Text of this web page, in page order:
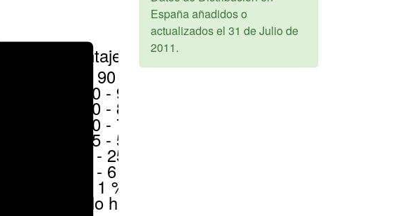
Porcentajes
> 90 %
80 - 90 %
70 - 80 %
50 - 70 %
25 - 50 %
6 - 25 %
1 - 6 %
< 1 %
No hay
España añadidos o
actualizados el 31 de Julio de
2011.